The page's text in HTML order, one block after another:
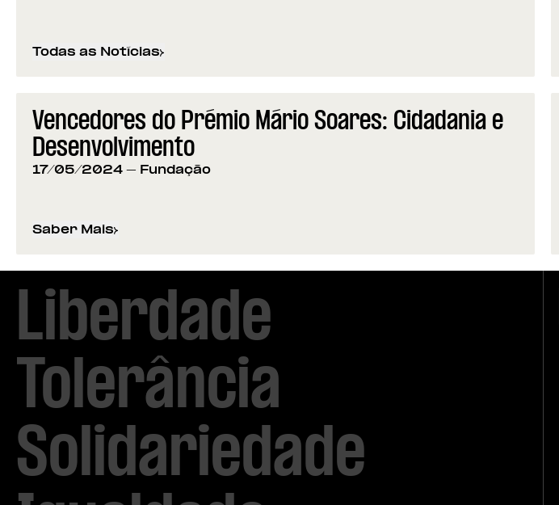
Todas as Notícias
Vencedores do Prémio Mário Soares: Cidadania e
Desenvolvimento
17/05/2024 - Fundação
Saber Mais
sobre Vencedores do Prémio Mário Soares: Cidadania e Desenvolvimento
Liberdade
Tolerância
Solidariedade